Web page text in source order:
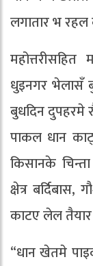
लगातार भ रहल
धुइनगर भेलासँ
बुधदिन दुपहरमे
पाकल धान
किसानके
क्षेत्र बर्दिबास,
काटए लेल
“धान खेतमे